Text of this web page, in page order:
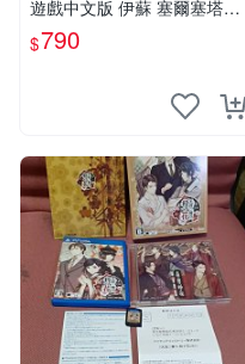
遊戲中文版 伊蘇 塞爾塞塔的
樹海
$790